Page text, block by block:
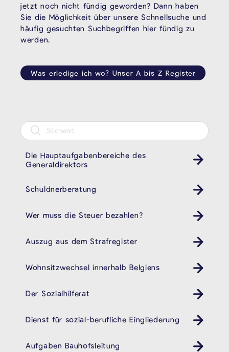
jetzt noch nicht fündig geworden? Dann haben
Sie die Möglichkeit über unsere Schnellsuche und
häufig gesuchten Suchbegriffen hier fündig zu
werden.
Was erledige ich wo? Unser A bis Z Register
Die Hauptaufgabenbereiche des
Generaldirektors
Schuldnerberatung
Wer muss die Steuer bezahlen?
Auszug aus dem Strafregister
Wohnsitzwechsel innerhalb Belgiens
Der Sozialhilferat
Dienst für sozial-berufliche Eingliederung
cpas öhsz dsbe
Aufgaben Bauhofsleitung